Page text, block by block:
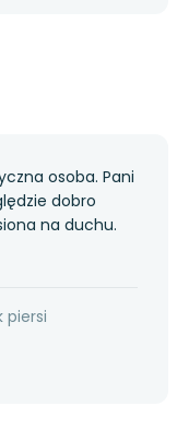
osoba. Pani
dobro
na duchu.
piersi